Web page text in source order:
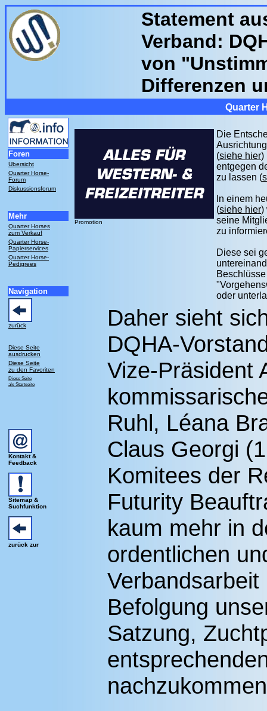
Statement
Verband:
von
Differenzen
Quarter
Foren
Übersicht
Quarter Horse-
Forum
Diskussionsforum
Mehr
Quarter Horses
zum Verkauf
Quarter Horse-
Papierservices
Quarter Horse-
Pedigrees
Navigation
zurück
Diese Seite
ausdrucken
Diese Seite
zu den Favoriten
Diese Seite
als Startseite
Kontakt &
Feedback
Sitemap &
Suchfunktion
zurück zur
Promotion
Die
(siehe hier)
entgegen
zu lassen (
In einem
(siehe hier)
seine
zu
Diese sei
oder
Daher sieht
DQHA-
Vize-Präsident
Ruhl, Léana
Claus Georgi
Komitees der
Futurity
kaum mehr in
ordentlichen
Befolgung
Satzung,